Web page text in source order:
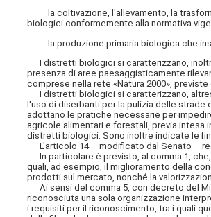
la coltivazione, l'allevamento, la
biologici conformemente alla normativa
la produzione primaria biologica che
I distretti biologici si caratterizzano,
presenza di aree paesaggisticamente
comprese nella rete «Natura 2000»,
I distretti biologici si caratterizzano,
l'uso di diserbanti per la pulizia delle
adottano le pratiche necessarie per
agricole alimentari e forestali, previa
distretti biologici. Sono inoltre indicate le
L'articolo 14 – modificato dal Senato –
In particolare è previsto, al comma 1,
quali, ad esempio, il miglioramento della
prodotti sul mercato, nonché la
Ai sensi del comma 5, con decreto del
riconosciuta una sola organizzazione
i requisiti per il riconoscimento, tra iquali